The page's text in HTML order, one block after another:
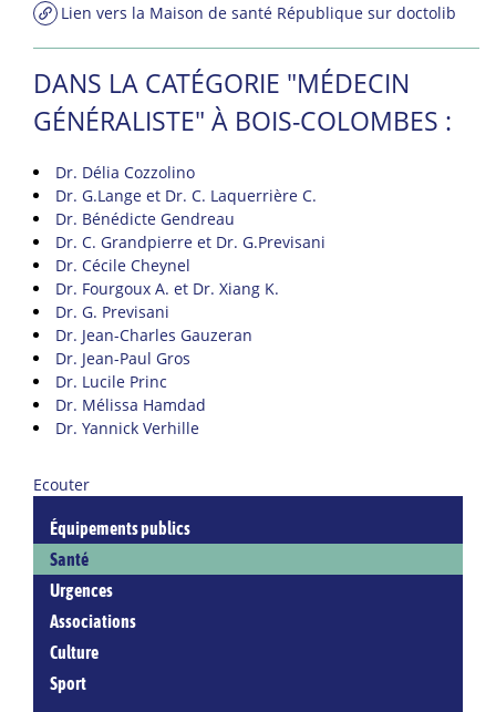
Lien vers la Maison de santé République sur doctolib
DANS LA CATÉGORIE "MÉDECIN
GÉNÉRALISTE" À BOIS-COLOMBES :
Dr. Délia Cozzolino
Dr. G.Lange et Dr. C. Laquerrière C.
Dr. Bénédicte Gendreau
Dr. C. Grandpierre et Dr. G.Previsani
Dr. Cécile Cheynel
Dr. Fourgoux A. et Dr. Xiang K.
Dr. G. Previsani
Dr. Jean-Charles Gauzeran
Dr. Jean-Paul Gros
Dr. Lucile Princ
Dr. Mélissa Hamdad
Dr. Yannick Verhille
Ecouter
Équipements publics
Santé
Urgences
Associations
Culture
Sport